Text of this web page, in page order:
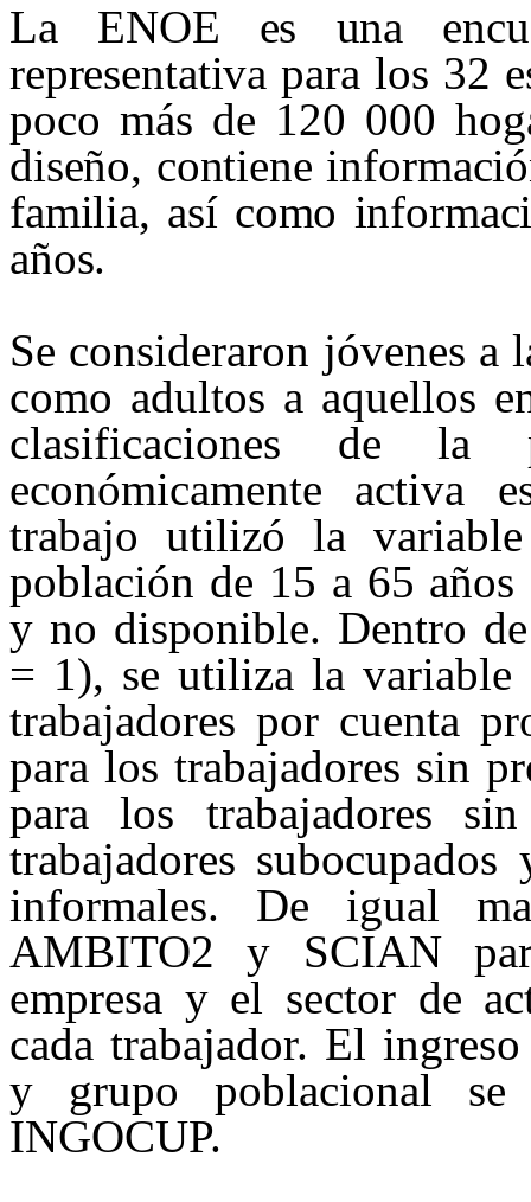
La ENOE es una
representativa para los 32
poco más de 120 000
diseño, contiene
familia, así como
años.
Se consideraron jóvenes a
como adultos a aquellos
clasificaciones de la
económicamente activa
trabajo utilizó la
población de 15 a 65 años
y no disponible. Dentro
= 1), se utiliza la variable
trabajadores por cuenta
para los trabajadores sin
para los trabajadores
trabajadores subocupados
informales. De igual
AMBITO2 y SCIAN
empresa y el sector de
cada trabajador. El
y grupo poblacional
INGOCUP.